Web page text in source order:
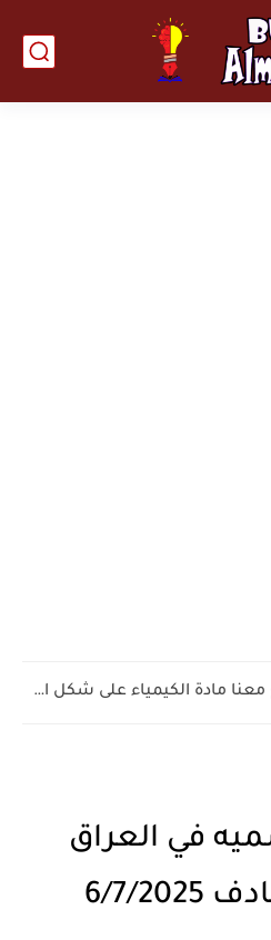
راجع معنا مادة الكيمياء على شكل اسئلة واجوبة شامله وزارية...
في العراق
2025